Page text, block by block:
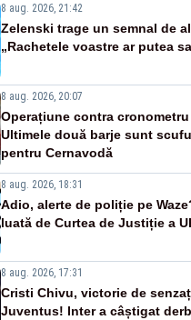
8 aug. 2026, 21:42
Zelenski trage un semnal de
„Rachetele voastre ar putea
8 aug. 2026, 20:07
Operațiune contra cronometru
Ultimele două barje sunt
pentru Cernavodă
8 aug. 2026, 18:31
Adio, alerte de poliție pe
luată de Curtea de Justiție a
8 aug. 2026, 17:31
Cristi Chivu, victorie de
Juventus! Inter a câștigat